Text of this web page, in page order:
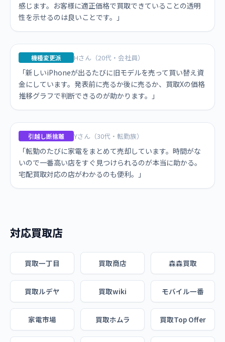
感じます。お客様に適正価格で買取できていることの透明
性を示せるのは良いことです。」
機種変更派 Hさん（20代・会社員）
「新しいiPhoneが出るたびに旧モデルを売って買い替え資
金にしています。発表前に売るか後に売るか、買取Xの価格
推移グラフで判断できるのが助かります。」
引越し断捨離 Yさん（30代・転勤族）
「転勤のたびに家電をまとめて売却しています。時間がな
いので一番高い店をすぐ見つけられるのが本当に助かる。
宅配買取対応の店がわかるのも便利。」
対応買取店
買取一丁目 買取商店 森森買取
買取ルデヤ 買取wiki モバイル一番
家電市場 買取ホムラ 買取Top Offer